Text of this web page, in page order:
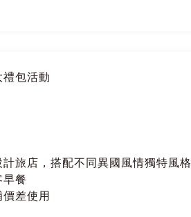
包活動
計旅店，搭配不同異國風情獨特風格
早餐
價差使用